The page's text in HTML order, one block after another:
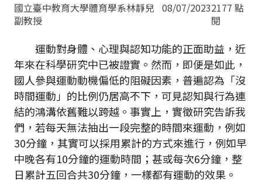
國立臺中教育大學體育學系林靜兒
副教授
08/07/20232177 點
閱
運動對身體、心理與認知功能的正面助益，近
年來在科學研究中已被證實。然而，即便是如此，
國人參與運動動機偏低的阻礙因素，普遍認為「沒
時間運動」的比例仍居高不下，可見認知與行為連
結的鴻溝依舊難以跨越。事實上，實徵研究告訴我
們，若每天無法抽出一段完整的時間來運動，例如
30分鐘，其實可以採用累計的方式來進行，例如早
中晚各有10分鐘的運動時間；甚或每次6分鐘，整
日累計五回合共30分鐘，一樣都有運動的效果。